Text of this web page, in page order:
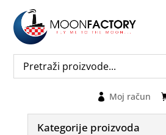
Moj račun
Kategorije proizvoda